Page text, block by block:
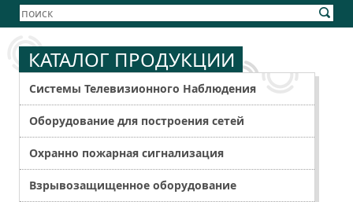
КАТАЛОГ ПРОДУКЦИИ
Системы Телевизионного Наблюдения
Оборудование для построения сетей
Охранно пожарная сигнализация
Взрывозащищенное оборудование